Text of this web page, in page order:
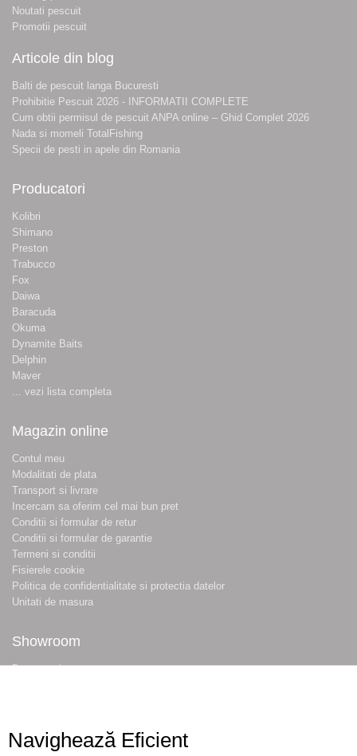
Noutati pescuit
Promotii pescuit
Articole din blog
Balti de pescuit langa Bucuresti
Prohibitie Pescuit 2026 - INFORMATII COMPLETE
Cum obtii permisul de pescuit ANPA online – Ghid Complet 2026
Nada si momeli TotalFishing
Specii de pesti in apele din Romania
Producatori
Kolibri
Shimano
Preston
Trabucco
Fox
Daiwa
Baracuda
Okuma
Dynamite Baits
Delphin
Maver
... vezi lista completa
Magazin online
Contul meu
Modalitati de plata
Transport si livrare
Incercam sa oferim cel mai bun pret
Conditii si formular de retur
Conditii si formular de garantie
Termeni si conditii
Fisierele cookie
Politica de confidentialitate si protectia datelor
Unitati de masura
Showroom
Despre noi
Navighează Eficient